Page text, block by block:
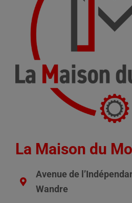
La Maison du
Avenue de
Wandre